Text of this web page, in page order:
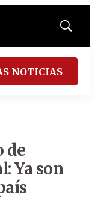
Mostrar
NOTICIAS
de
Ya son